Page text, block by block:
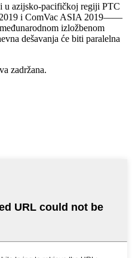
u azijsko-pacifičkoj regiji PTC
i ComVac ASIA 2019——
izložbenom
dešavanja će biti paralelna
zadržana.